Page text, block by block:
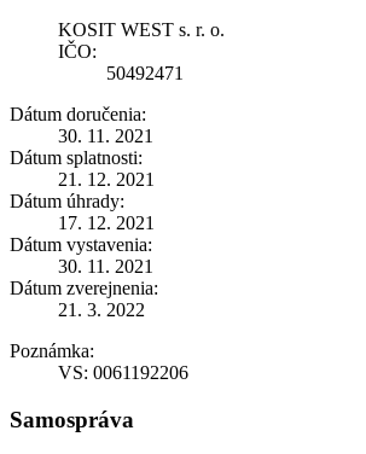
KOSIT WEST s. r. o.
IČO:
50492471
Dátum doručenia:
30. 11. 2021
Dátum splatnosti:
21. 12. 2021
Dátum úhrady:
17. 12. 2021
Dátum vystavenia:
30. 11. 2021
Dátum zverejnenia:
21. 3. 2022
Poznámka:
VS: 0061192206
Samospráva